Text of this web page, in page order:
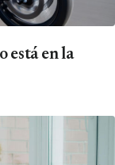
está en la